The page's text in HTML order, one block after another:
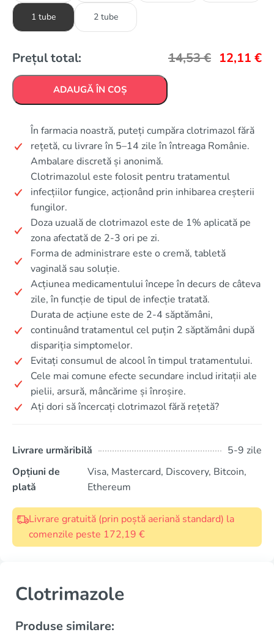
1 tube 2 tube
Prețul total: 14,53€ 12,11 €
ADAUGĂ ÎN COȘ
În farmacia noastră, puteți cumpăra clotrimazol fără
rețetă, cu livrare în 5–14 zile în întreaga Românie.
Ambalare discretă și anonimă.
Clotrimazolul este folosit pentru tratamentul
infecțiilor fungice, acționând prin inhibarea creșterii
fungilor.
Doza uzuală de clotrimazol este de 1% aplicată pe
zona afectată de 2-3 ori pe zi.
Forma de administrare este o cremă, tabletă
vaginală sau soluție.
Acțiunea medicamentului începe în decurs de câteva
zile, în funcție de tipul de infecție tratată.
Durata de acțiune este de 2-4 săptămâni,
continuând tratamentul cel puțin 2 săptămâni după
dispariția simptomelor.
Evitați consumul de alcool în timpul tratamentului.
Cele mai comune efecte secundare includ iritații ale
pielii, arsură, mâncărime și înroșire.
Ați dori să încercați clotrimazol fără rețetă?
Livrare urmăribilă
5-9 zile
Opțiuni de
plată
Visa, Mastercard, Discovery, Bitcoin,
Ethereum
Livrare gratuită (prin poștă aeriană standard) la
comenzile peste 172,19 €
Clotrimazole
Produse similare: